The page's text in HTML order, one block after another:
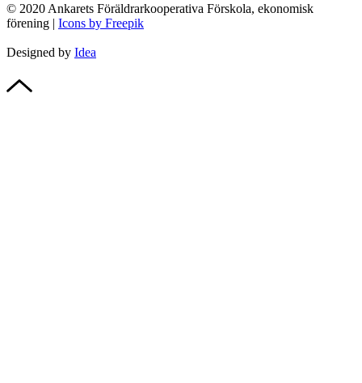
© 2020 Ankarets Föräldrarkooperativa Förskola, ekonomisk
förening | Icons by Freepik
Designed by Idea